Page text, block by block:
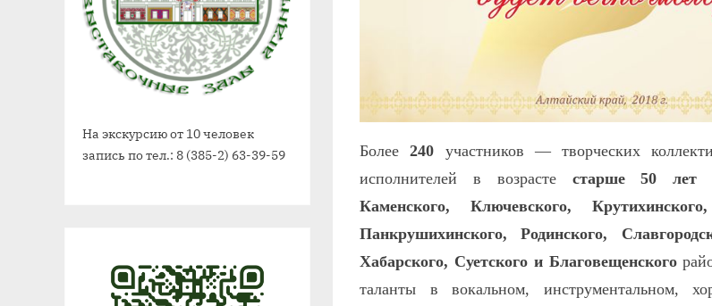
Более240 участников — творческих
исполнителей в возрасте старше 50 лет
Каменского, Ключевского,
Панкрушихинского, Родинского,
Хабарского, Суетского и Благовещенского
таланты в вокальном, инструментальном,
На экскурсию от 10 человек
запись по тел.: 8 (385-2) 63-39-59